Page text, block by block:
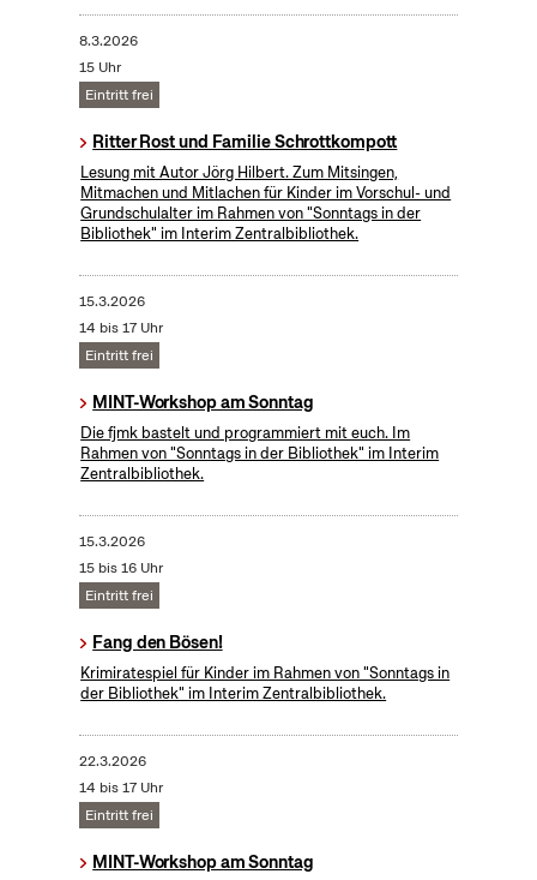
8.3.2026
15 Uhr
Eintritt frei
Ritter Rost und Familie Schrottkompott
Lesung mit Autor Jörg Hilbert. Zum Mitsingen,
Mitmachen und Mitlachen für Kinder im Vorschul- und
Grundschulalter im Rahmen von "Sonntags in der
Bibliothek" im Interim Zentralbibliothek.
15.3.2026
14 bis 17 Uhr
Eintritt frei
MINT-Workshop am Sonntag
Die fjmk bastelt und programmiert mit euch. Im
Rahmen von "Sonntags in der Bibliothek" im Interim
Zentralbibliothek.
15.3.2026
15 bis 16 Uhr
Eintritt frei
Fang den Bösen!
Krimiratespiel für Kinder im Rahmen von "Sonntags in
der Bibliothek" im Interim Zentralbibliothek.
22.3.2026
14 bis 17 Uhr
Eintritt frei
MINT-Workshop am Sonntag